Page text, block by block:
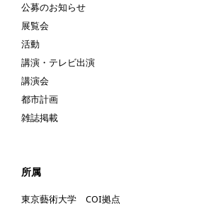
公募のお知らせ
展覧会
活動
講演・テレビ出演
講演会
都市計画
雑誌掲載
所属
東京藝術大学 COI拠点